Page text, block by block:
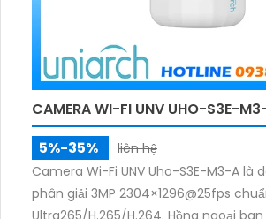
CAMERA WI-FI UNV UHO-S3E-
5%-35%
liên hệ
Camera Wi-Fi UNV Uho-S3E-M3-A là
phân giải 3MP 2304×1296@25fps
Ultra265/H.265/H.264. Hồng ngoại